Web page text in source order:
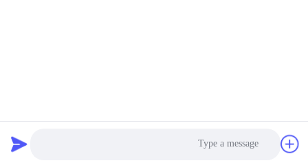
النشر © 2021-2026 uvledsmd.com . كل الحقوق محفوظة.